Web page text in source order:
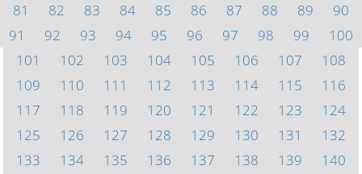
81
82 83 84 85 86 87 88 89
90
91
92 93 94 95 96 97 98 99
100
101
102 103 104 105 106 107
108
109
110 111 112 113 114 115
116
117
118 119 120 121 122 123
124
125
126 127 128 129 130 131
132
133
134 135 136 137 138 139
140